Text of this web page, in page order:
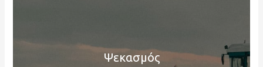
Ψεκασμός